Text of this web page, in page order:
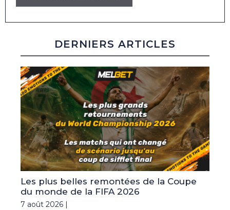
DERNIERS ARTICLES
Les plus belles remontées de la Coupe
du monde de la FIFA 2026
7 août 2026 |